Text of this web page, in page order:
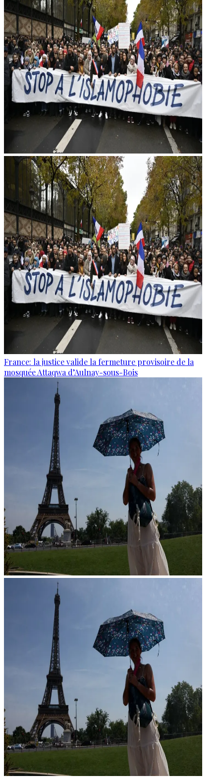
France: la justice valide la fermeture provisoire de la
mosquée Attaqwa d’Aulnay-sous-Bois